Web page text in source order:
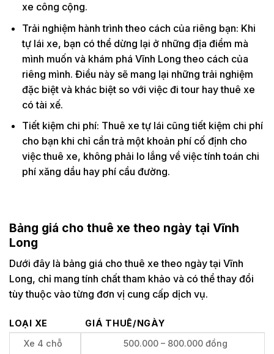
xe công cộng.
Trải nghiệm hành trình theo cách của riêng bạn: Khi
tự lái xe, bạn có thể dừng lại ở những địa điểm mà
mình muốn và khám phá Vĩnh Long theo cách của
riêng mình. Điều này sẽ mang lại những trải nghiệm
đặc biệt và khác biệt so với việc đi tour hay thuê xe
có tài xế.
Tiết kiệm chi phí: Thuê xe tự lái cũng tiết kiệm chi phí
cho bạn khi chỉ cần trả một khoản phí cố định cho
việc thuê xe, không phải lo lắng về việc tính toán chi
phí xăng dầu hay phí cầu đường.
Bảng giá cho thuê xe theo ngày tại Vĩnh
Long
Dưới đây là bảng giá cho thuê xe theo ngày tại Vĩnh
Long, chỉ mang tính chất tham khảo và có thể thay đổi
tùy thuộc vào từng đơn vị cung cấp dịch vụ.
LOẠI XE
GIÁ THUÊ/NGÀY
Xe 4 chỗ
500.000 – 800.000 đồng